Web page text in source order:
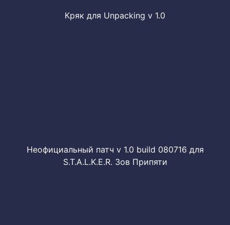
Кряк для Unpacking v 1.0
Неофициальный патч v 1.0 build 080716 для
S.T.A.L.K.E.R. Зов Припяти